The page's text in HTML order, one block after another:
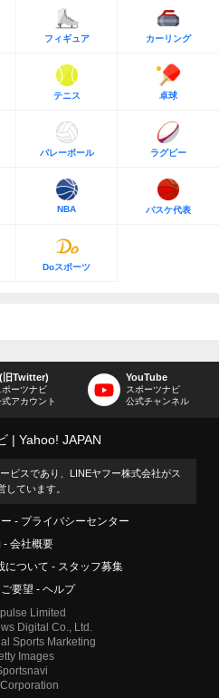
フィギュア カーリング
テニス 卓球
バレーボール ラグビー
NBA バスケ代表
Doスポーツ
旧Twitter)
ポーツナビ
式アカウント
YouTube
スポーツナビ
公式チャンネル
Yahoo! JAPAN
ビスであり、LINEヤフー株式会社がス
ています。
プライバシーセンター
会社概要
について
スタッフ募集
要望
ヘルプ
Limited
Digital Co., Ltd.
Sports Marketing
Images